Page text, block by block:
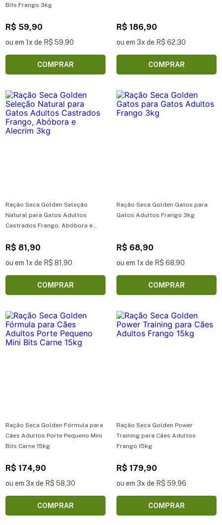
Bits Frango 3kg
R$ 59,90
ou em 1x de R$ 59,90
COMPRAR
R$ 186,90
ou em 3x de R$ 62,30
COMPRAR
Ração Seca Golden Seleção
Natural para Gatos Adultos
Castrados Frango, Abóbora e
R$ 81,90
ou em 1x de R$ 81,90
COMPRAR
Ração Seca Golden Gatos para
Gatos Adultos Frango 3kg
R$ 68,90
ou em 1x de R$ 68,90
COMPRAR
Ração Seca Golden Fórmula para
Cães Adultos Porte Pequeno Mini
Bits Carne 15kg
R$ 174,90
ou em 3x de R$ 58,30
COMPRAR
Ração Seca Golden Power
Training para Cães Adultos
Frango 15kg
R$ 179,90
ou em 3x de R$ 59,96
COMPRAR